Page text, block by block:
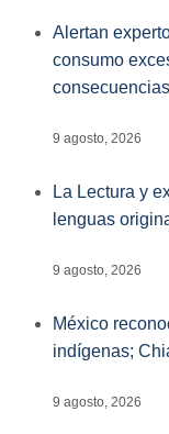
Alertan
consumo
9 agosto, 2026
La Lectura y
lenguas
9 agosto, 2026
México
indígenas;
9 agosto, 2026